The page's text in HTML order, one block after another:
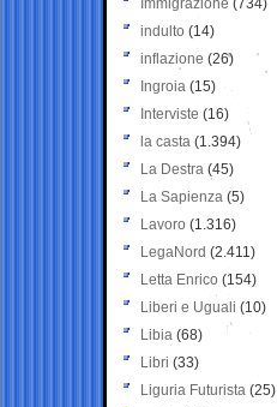
Immigrazione (734)
indulto (14)
inflazione (26)
Ingroia (15)
Interviste (16)
la casta (1.394)
La Destra (45)
La Sapienza (5)
Lavoro (1.316)
LegaNord (2.411)
Letta Enrico (154)
Liberi e Uguali (10)
Libia (68)
Libri (33)
Liguria Futurista (25)